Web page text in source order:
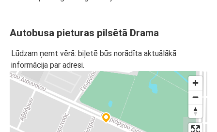
Autobusa pieturas pilsētā Drama
Lūdzam ņemt vērā: biļetē būs norādīta aktuālākā
informācija par adresi.